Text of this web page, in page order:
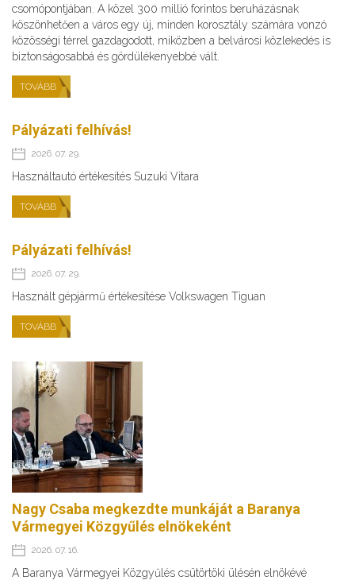
csomópontjában. A közel 300 millió forintos beruházásnak
köszönhetően a város egy új, minden korosztály számára vonzó
közösségi térrel gazdagodott, miközben a belvárosi közlekedés is
biztonságosabbá és gördülékenyebbé vált.
TOVÁBB
Pályázati felhívás!
2026. 07. 29.
Használtautó értékesítés Suzuki Vitara
TOVÁBB
Pályázati felhívás!
2026. 07. 29.
Használt gépjármű értékesítése Volkswagen Tiguan
TOVÁBB
Nagy Csaba megkezdte munkáját a Baranya
Vármegyei Közgyűlés elnökeként
2026. 07. 16.
A Baranya Vármegyei Közgyűlés csütörtöki ülésén elnökévé